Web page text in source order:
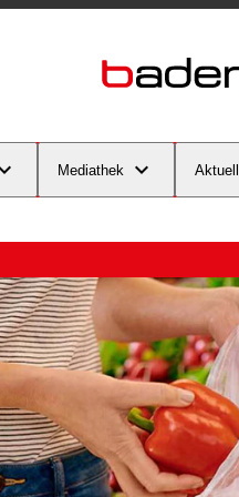
Mediathek Aktuell